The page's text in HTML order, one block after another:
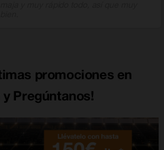
promociones en
y Pregúntanos!